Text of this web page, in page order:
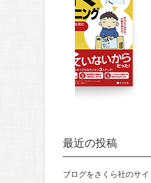
最近の投稿
ブログをさくら社のサ